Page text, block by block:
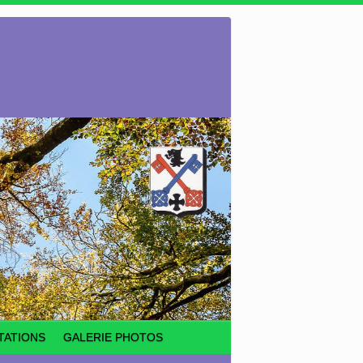
GALERIE PHOTOS